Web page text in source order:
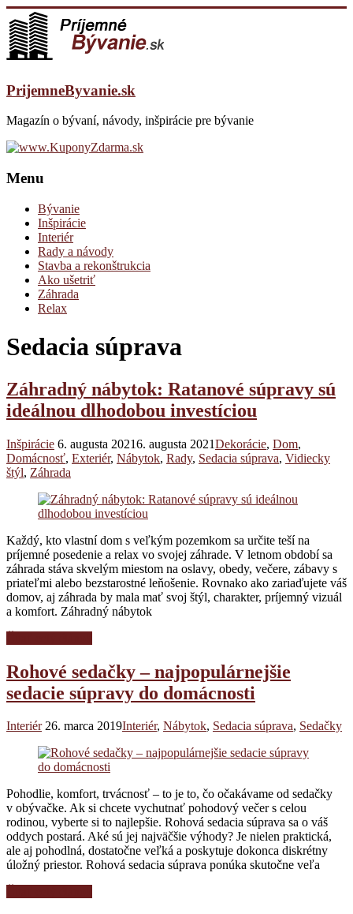
PrijemneByvanie.sk
Magazín o bývaní, návody, inšpirácie pre bývanie
Menu
Bývanie
Inšpirácie
Interiér
Rady a návody
Stavba a rekonštrukcia
Ako ušetriť
Záhrada
Relax
Sedacia súprava
Záhradný nábytok: Ratanové súpravy sú
ideálnou dlhodobou investíciou
Inšpirácie 6. augusta 20216. augusta 2021Dekorácie, Dom,
Domácnosť, Exteriér, Nábytok, Rady, Sedacia súprava, Vidiecky
štýl, Záhrada
Každý, kto vlastní dom s veľkým pozemkom sa určite teší na
príjemné posedenie a relax vo svojej záhrade. V letnom období sa
záhrada stáva skvelým miestom na oslavy, obedy, večere, zábavy s
priateľmi alebo bezstarostné leňošenie. Rovnako ako zariaďujete váš
domov, aj záhrada by mala mať svoj štýl, charakter, príjemný vizuál
a komfort. Záhradný nábytok
Rohové sedačky – najpopulárnejšie
sedacie súpravy do domácnosti
Interiér 26. marca 2019Interiér, Nábytok, Sedacia súprava, Sedačky
Pohodlie, komfort, trvácnosť – to je to, čo očakávame od sedačky
v obývačke. Ak si chcete vychutnať pohodový večer s celou
rodinou, vyberte si to najlepšie. Rohová sedacia súprava sa o váš
oddych postará. Aké sú jej najväčšie výhody? Je nielen praktická,
ale aj pohodlná, dostatočne veľká a poskytuje dokonca diskrétny
úložný priestor. Rohová sedacia súprava ponúka skutočne veľa